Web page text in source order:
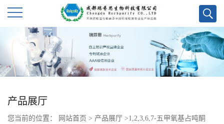
产品展厅
您当前的位置： 网站首页 > 产品展厅 >1,2,3,6,7-五甲氧基占吨酮